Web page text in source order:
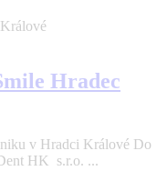
Hradec
v Hradci Králové Do
HK s.r.o. ...